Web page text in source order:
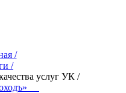
/
/
услуг УК /